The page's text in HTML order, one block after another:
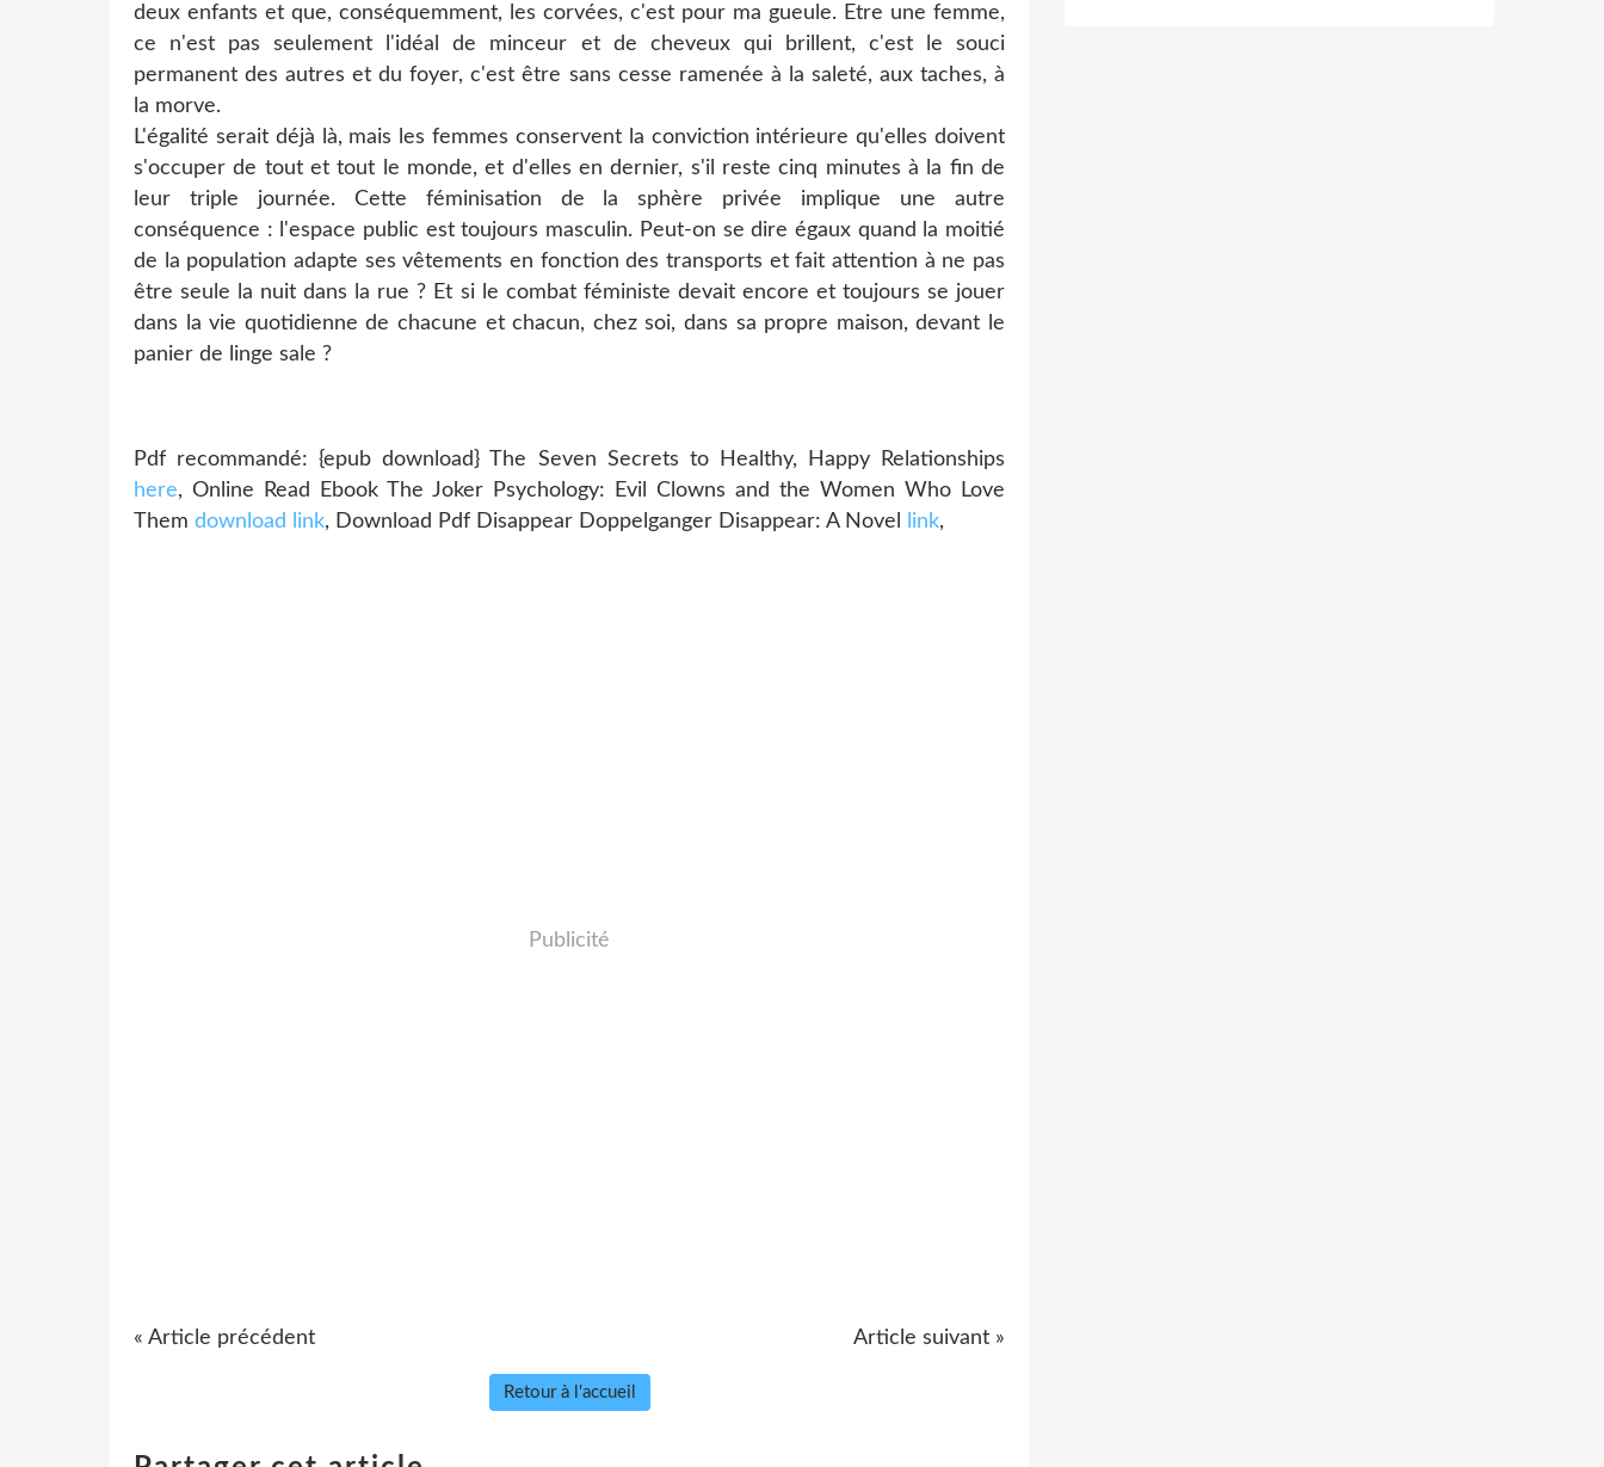
deux enfants et que, conséquemment, les corvées, c'est pour ma gueule. Etre une femme,
ce n'est pas seulement l'idéal de minceur et de cheveux qui brillent, c'est le souci
permanent des autres et du foyer, c'est être sans cesse ramenée à la saleté, aux taches, à
la morve.
L'égalité serait déjà là, mais les femmes conservent la conviction intérieure qu'elles doivent
s'occuper de tout et tout le monde, et d'elles en dernier, s'il reste cinq minutes à la fin de
leur triple journée. Cette féminisation de la sphère privée implique une autre
conséquence : l'espace public est toujours masculin. Peut-on se dire égaux quand la moitié
de la population adapte ses vêtements en fonction des transports et fait attention à ne pas
être seule la nuit dans la rue ? Et si le combat féministe devait encore et toujours se jouer
dans la vie quotidienne de chacune et chacun, chez soi, dans sa propre maison, devant le
panier de linge sale ?
Pdf recommandé: {epub download} The Seven Secrets to Healthy, Happy Relationships
here, Online Read Ebook The Joker Psychology: Evil Clowns and the Women Who Love
Them download link, Download Pdf Disappear Doppelganger Disappear: A Novel link,
Publicité
« Article précédent Article suivant »
Retour à l'accueil